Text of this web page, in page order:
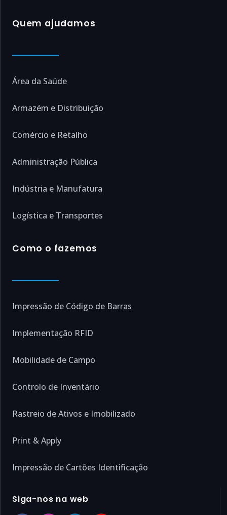
Quem ajudamos
Área da Saúde
Armazém e Distribuição
Comércio e Retalho
Administração Pública
Indústria e Manufatura
Logística e Transportes
Como o fazemos
Impressão de Código de Barras
Implementação RFID
Mobilidade de Campo
Controlo de Inventário
Rastreio de Ativos e Imobilizado
Print & Apply
Impressão de Cartões Identificação
Siga-nos na web